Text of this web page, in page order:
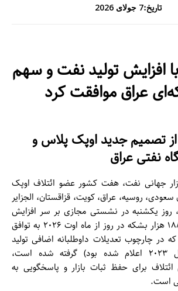
تاریخ:7 جولای 2026
افزایش تولید نفت و سهم
تصمیم جدید اوپک پلاس و
نفتی عراق
جهانی نفت، هفت کشور عضو ائتلاف اوپک
روسیه، عراق، کویت، قزاقستان، الجزایر
روز یکشنبه در نشستی مجازی بر سر افزایش
تولید نفت به میزان ۱۸۸ هزار بشکه در روز از ماه اوت ۲۰۲۶ به توافق
در چارچوب تعدیلات داوطلبانه اضافی تولید
(که پیشتر در آوریل ۲۰۲۳ اعلام شده بود) گرفته شده است،
برای حفظ ثبات بازار و پاسخگویی به
است.